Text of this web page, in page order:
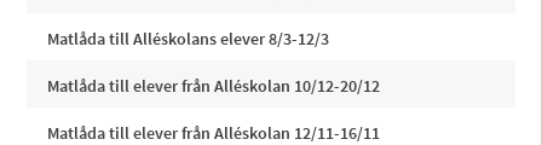
Matlåda till Alléskolans elever 8/3-12/3
Matlåda till elever från Alléskolan 10/12-20/12
Matlåda till elever från Alléskolan 12/11-16/11